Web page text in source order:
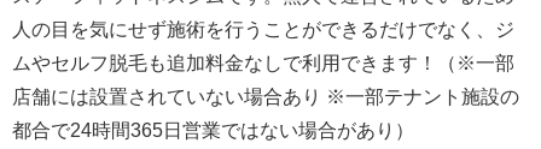
人の目を気にせず施術を行うことができるだけでなく、ジ
ムやセルフ脱毛も追加料金なしで利用できます！（※一部
店舗には設置されていない場合あり ※一部テナント施設の
都合で24時間365日営業ではない場合があり）